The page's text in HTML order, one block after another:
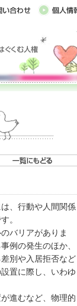
、行動や人間関係
。
バリアがありま
例の発生のほか、
別や入居拒否など
置に際し、いわゆ
進むなど、物理的